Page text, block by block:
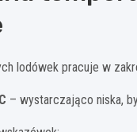
lodówek pracuje w
– wystarczająco niska,